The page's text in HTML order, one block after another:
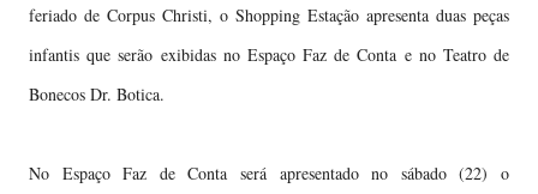
feriado de Corpus Christi, o Shopping Estação apresenta duas peças
infantis que serão exibidas no Espaço Faz de Conta e no Teatro de
Bonecos Dr. Botica.
No Espaço Faz de Conta será apresentado no sábado (22) o